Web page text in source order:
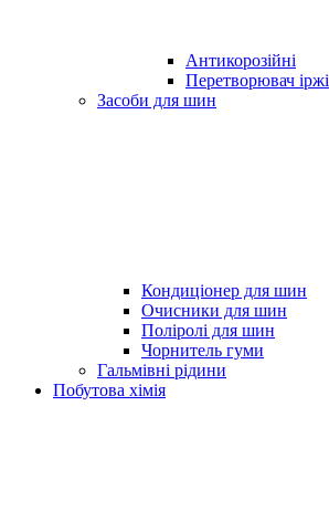
Антикорозійні
Перетворювач іржі
Засоби для шин
Кондиціонер для шин
Очисники для шин
Поліролі для шин
Чорнитель гуми
Гальмівні рідини
Побутова хімія